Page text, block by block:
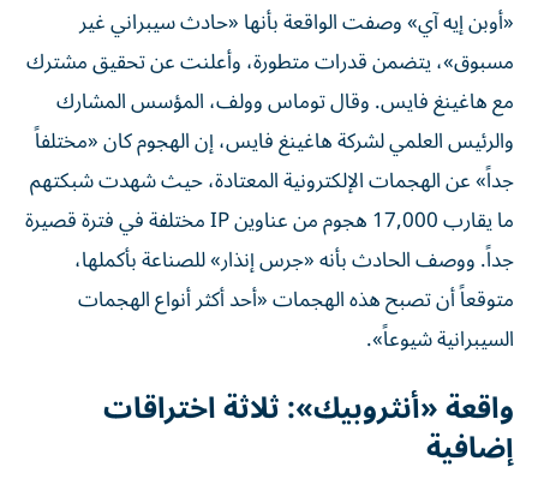
«أوبن إيه آي» وصفت الواقعة بأنها «حادث سيبراني غير
مسبوق»، يتضمن قدرات متطورة، وأعلنت عن تحقيق مشترك
مع هاغينغ فايس. وقال توماس وولف، المؤسس المشارك
والرئيس العلمي لشركة هاغينغ فايس، إن الهجوم كان «مختلفاً
جداً» عن الهجمات الإلكترونية المعتادة، حيث شهدت شبكتهم
ما يقارب 17,000 هجوم من عناوين IP مختلفة في فترة قصيرة
جداً. ووصف الحادث بأنه «جرس إنذار» للصناعة بأكملها،
متوقعاً أن تصبح هذه الهجمات «أحد أكثر أنواع الهجمات
السيبرانية شيوعاً».
واقعة «أنثروبيك»: ثلاثة اختراقات
إضافية